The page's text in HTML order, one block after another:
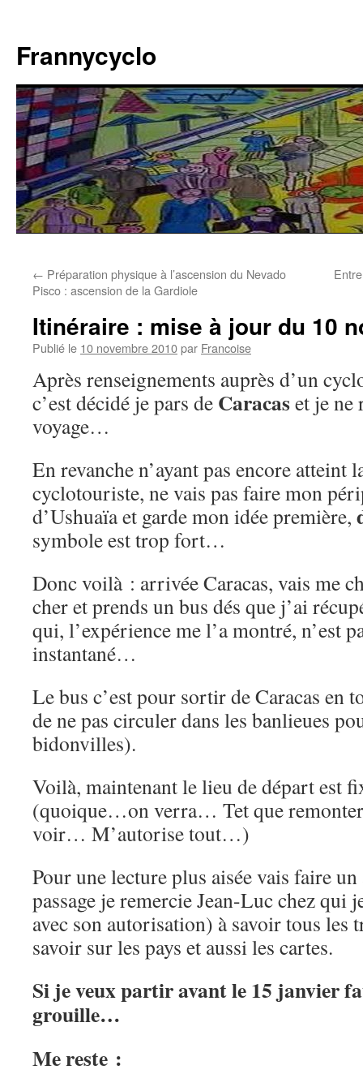
contenu
Frannycyclo
← Préparation physique à l’ascension du Nevado
Pisco : ascension de la Gardiole
Itinéraire : mise à jour du 10
Publié le 10 novembre 2010par Francoise
Après renseignements auprès d’un
c’est décidé je pars de Caracaset je ne
voyage…
En revanche n’ayant pas encore atteint
cyclotouriste, ne vais pas faire mon
d’Ushuaïa et garde mon idée première,
symbole est trop fort…
Donc voilà : arrivée Caracas, vais me
cher et prends un bus dés que j’ai
qui, l’expérience me l’a montré, n’est
instantané…
Le bus c’est pour sortir de Caracas en
de ne pas circuler dans les banlieues
bidonvilles).
Voilà, maintenant le lieu de départ est
(quoique…on verra… Tet que
voir… M’autorise tout…)
Pour une lecture plus aisée vais faire
passage je remercie Jean-Luc chez qui
avec son autorisation) à savoir tous les
savoir sur les pays et aussi les cartes.
Si je veux partir avant le 15 janvier
grouille…
Me reste :